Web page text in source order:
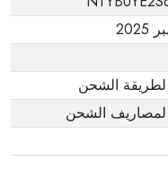
الشحن
لمصاريف الشحن